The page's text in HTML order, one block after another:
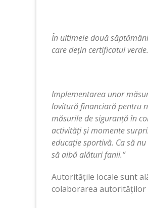
În ultimele două
care dețin certificatul
Implementarea unor
lovitură financiară pentru
măsurile de siguranță în
activități și momente
educație sportivă. Ca să
să aibă alături fanii.“
Autoritățile locale sunt
colaborarea autorităților